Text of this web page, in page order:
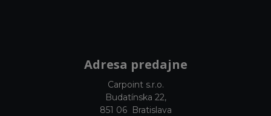
Adresa predajne
Carpoint s.r.o.
Budatínska 22,
851 06 Bratislava